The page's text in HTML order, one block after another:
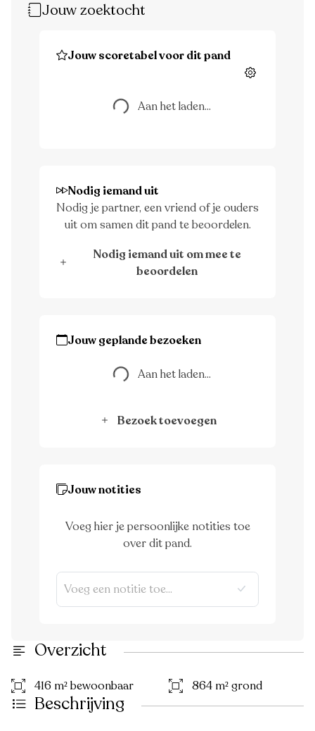
Jouw zoektocht
Jouw scoretabel voor dit pand
Instellingen
Aan het laden...Aan het laden...
Nodig iemand uit
Nodig je partner, een vriend of je ouders
uit om samen dit pand te beoordelen.
Nodig iemand uit om mee te
beoordelen
Jouw geplande bezoeken
Aan het laden...Aan het laden...
Bezoek toevoegen
Jouw notities
Voeg hier je persoonlijke notities toe
over dit pand.
Overzicht
416 m² bewoonbaar 864 m² grond
Beschrijving